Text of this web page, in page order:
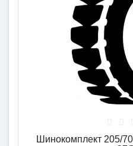
Шинокомплект 205/